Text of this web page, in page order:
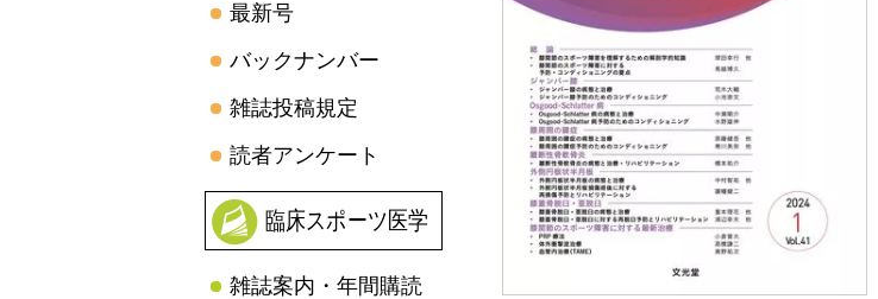
最新号
バックナンバー
雑誌投稿規定
読者アンケート
臨床スポーツ医学
雑誌案内・年間購読